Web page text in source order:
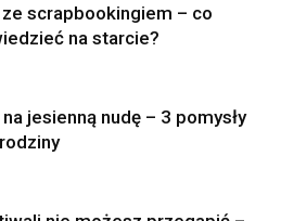
scrapbookingiem – co
na starcie?
jesienną nudę – 3 pomysły